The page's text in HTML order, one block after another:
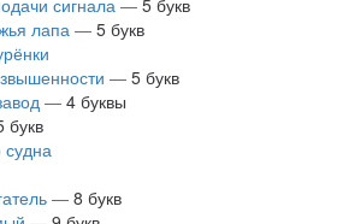
сигнала — 5 букв
лапа — 5 букв
— 5 букв
— 4 буквы
букв
судна
— 8 букв